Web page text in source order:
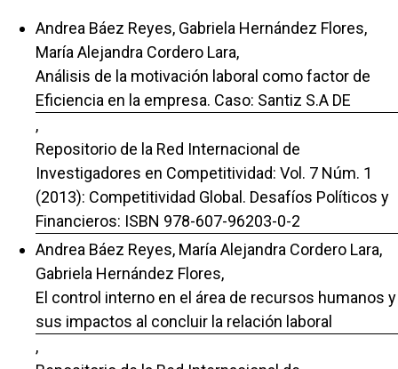
Andrea Báez Reyes, Gabriela Hernández Flores,
María Alejandra Cordero Lara,
Análisis de la motivación laboral como factor de
Eficiencia en la empresa. Caso: Santiz S.A DE
,
Repositorio de la Red Internacional de
Investigadores en Competitividad: Vol. 7 Núm. 1
(2013): Competitividad Global. Desafíos Políticos y
Financieros: ISBN 978-607-96203-0-2
Andrea Báez Reyes, María Alejandra Cordero Lara,
Gabriela Hernández Flores,
El control interno en el área de recursos humanos y
sus impactos al concluir la relación laboral
,